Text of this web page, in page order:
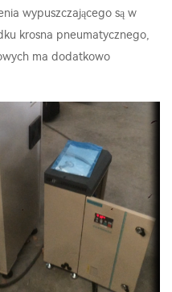
wypuszczającego są w
krosna pneumatycznego,
ma dodatkowo